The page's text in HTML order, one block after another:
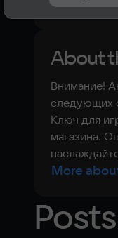
About
Внимание!
следующих
Ключ для
магазина.
More
Posts